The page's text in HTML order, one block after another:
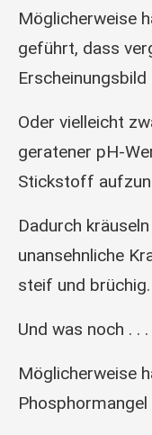
Möglicherweise
geführt, dass
Erscheinungsbild
Oder vielleicht
geratener pH-
Stickstoff
Dadurch
unansehnliche
steif und brüchig.
Und was noch . . .
Möglicherweise